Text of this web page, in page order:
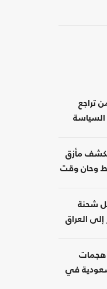
تراجع
السياسة
تكشف مأزق
وحان وقت
شحنة
العراق
هجمات
في